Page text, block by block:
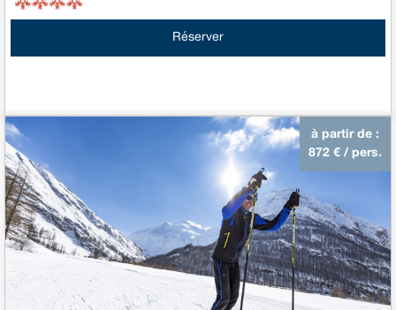
Réserver
à partir de :
872 € / pers.